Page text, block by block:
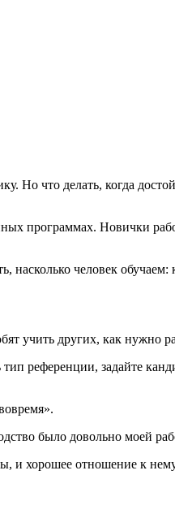
Но что делать, когда
программах. Новички
человек обучаем:
учить других, как нужно
референции, задайте
было довольно моей
и хорошее отношение к